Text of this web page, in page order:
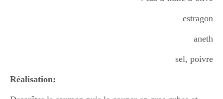
estragon
aneth
sel, poivre
Réalisation: